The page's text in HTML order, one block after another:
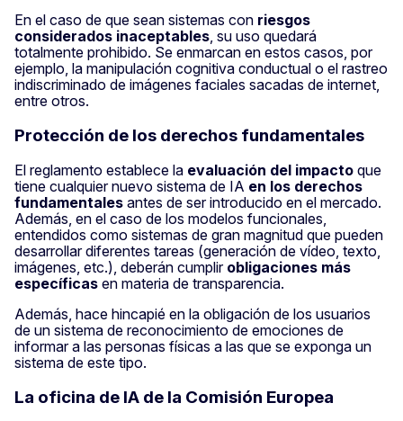
En el caso de que sean sistemas con riesgos
considerados inaceptables, su uso quedará
totalmente prohibido. Se enmarcan en estos casos, por
ejemplo, la manipulación cognitiva conductual o el rastreo
indiscriminado de imágenes faciales sacadas de internet,
entre otros.
Protección de los derechos fundamentales
El reglamento establece la evaluación del impacto que
tiene cualquier nuevo sistema de IA en los derechos
fundamentales antes de ser introducido en el mercado.
Además, en el caso de los modelos funcionales,
entendidos como sistemas de gran magnitud que pueden
desarrollar diferentes tareas (generación de vídeo, texto,
imágenes, etc.), deberán cumplir obligaciones más
específicas en materia de transparencia.
Además, hace hincapié en la obligación de los usuarios
de un sistema de reconocimiento de emociones de
informar a las personas físicas a las que se exponga un
sistema de este tipo.
La oficina de IA de la Comisión Europea